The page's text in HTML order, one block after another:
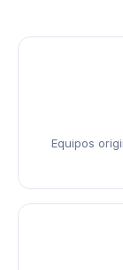
Equipos